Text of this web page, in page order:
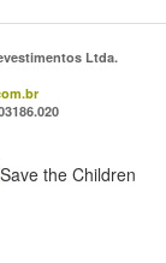
Ltda.